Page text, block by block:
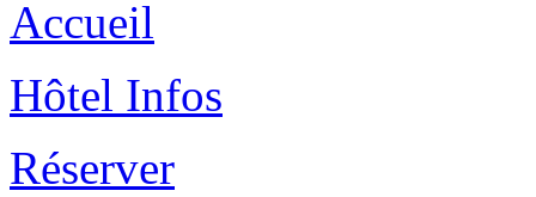
Accueil
Hôtel Infos
Réserver